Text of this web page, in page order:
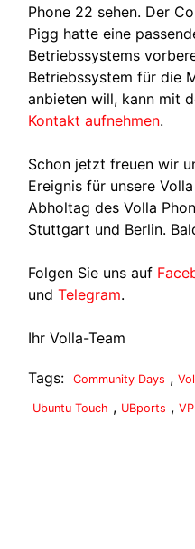
Phone 22 sehen. Der
Pigg hatte eine
Betriebssystems
Betriebssystem für die
anbieten will, kann mit
Kontakt aufnehmen.
Schon jetzt freuen wir
Ereignis für unsere
Abholtag des Volla
Stuttgart und Berlin.
Folgen Sie uns auf
undTelegram.
Ihr Volla-Team
Tags: Community Days ,
Ubuntu Touch , UBports ,